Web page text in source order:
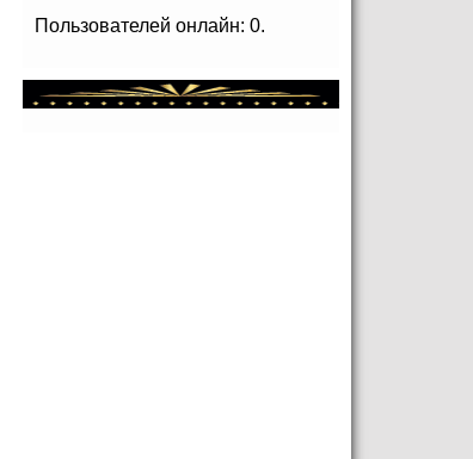
Пользователей онлайн: 0.